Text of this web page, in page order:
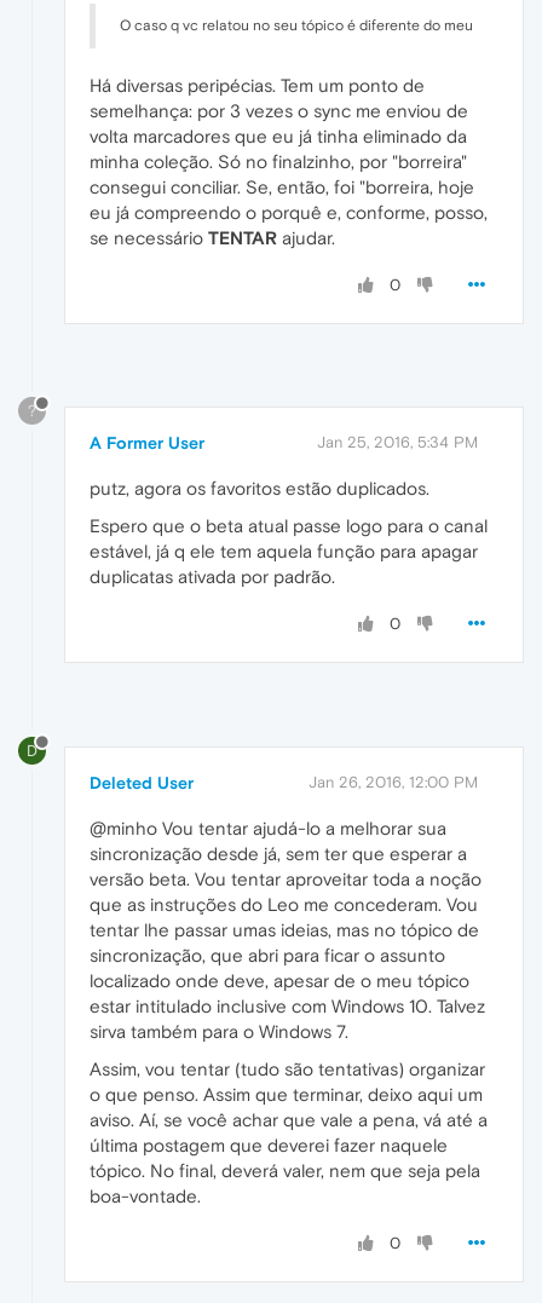
O caso q vc relatou no seu tópico é diferente do meu
Há diversas peripécias. Tem um ponto de
semelhança: por 3 vezes o sync me enviou de
volta marcadores que eu já tinha eliminado da
minha coleção. Só no finalzinho, por "borreira"
consegui conciliar. Se, então, foi "borreira, hoje
eu já compreendo o porquê e, conforme, posso,
se necessário TENTAR ajudar.
0
?
A Former User Jan 25, 2016, 5:34 PM
putz, agora os favoritos estão duplicados.
Espero que o beta atual passe logo para o canal
estável, já q ele tem aquela função para apagar
duplicatas ativada por padrão.
0
D
Deleted User Jan 26, 2016, 12:00 PM
@minho Vou tentar ajudá-lo a melhorar sua
sincronização desde já, sem ter que esperar a
versão beta. Vou tentar aproveitar toda a noção
que as instruções do Leo me concederam. Vou
tentar lhe passar umas ideias, mas no tópico de
sincronização, que abri para ficar o assunto
localizado onde deve, apesar de o meu tópico
estar intitulado inclusive com Windows 10. Talvez
sirva também para o Windows 7.
Assim, vou tentar (tudo são tentativas) organizar
o que penso. Assim que terminar, deixo aqui um
aviso. Aí, se você achar que vale a pena, vá até a
última postagem que deverei fazer naquele
tópico. No final, deverá valer, nem que seja pela
boa-vontade.
0